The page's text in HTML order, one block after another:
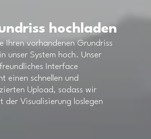
hochladen
Ihren vorhandenen Grundriss
unser System hoch. Unser
Interface
einen schnellen und
Upload, sodass wir
der Visualisierung loslegen